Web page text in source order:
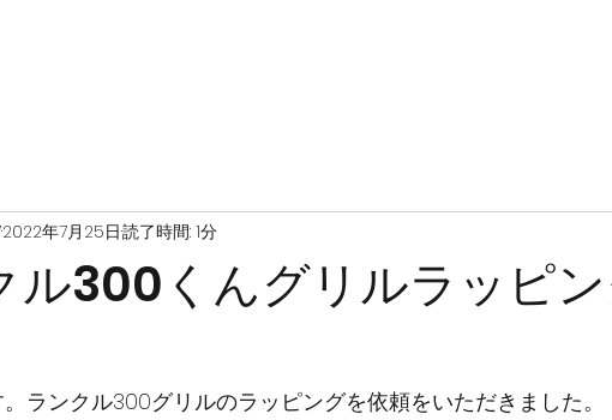
ル300くんグリルラッピ
2022年7月25日読了時間: 1分
ランクル300グリルのラッピングを依頼をいただきました。